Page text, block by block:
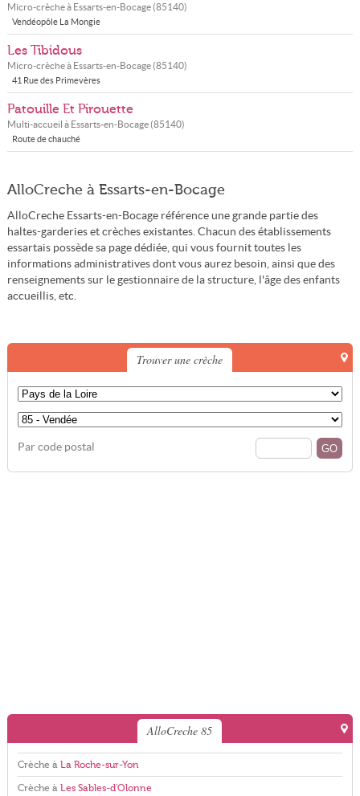
Micro-crèche à Essarts-en-Bocage(85140)
Vendéopôle La Mongie
Les Tibidous
Micro-crèche à Essarts-en-Bocage(85140)
41 Rue des Primevères
Patouille Et Pirouette
Multi-accueil à Essarts-en-Bocage(85140)
Route de chauché
AlloCreche à Essarts-en-Bocage
AlloCreche Essarts-en-Bocage référence une grande partie des
haltes-garderies et crèches existantes. Chacun des établissements
essartais possède sa page dédiée, qui vous fournit toutes les
informations administratives dont vous aurez besoin, ainsi que des
renseignements sur le gestionnaire de la structure, l'âge des enfants
accueillis, etc.
Trouver une crèche
Par code postal
AlloCreche 85
Crèche à La Roche-sur-Yon
Crèche à Les Sables-d'Olonne